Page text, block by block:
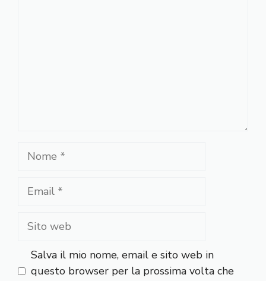
Nome
Email
Sito
Salva il mio nome, email e sito web in
questo browser per la prossima volta che